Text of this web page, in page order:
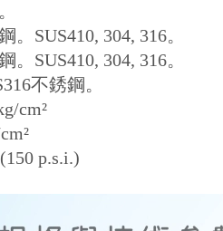
。SUS410, 304, 316。
。SUS410, 304, 316。
不銹鋼。
cm²
cm²
(150 p.s.i.)